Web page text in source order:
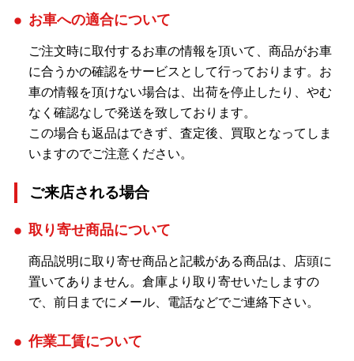
お車への適合について
ご注文時に取付するお車の情報を頂いて、商品がお車
に合うかの確認をサービスとして行っております。お
車の情報を頂けない場合は、出荷を停止したり、やむ
なく確認なしで発送を致しております。
この場合も返品はできず、査定後、買取となってしま
いますのでご注意ください。
ご来店される場合
取り寄せ商品について
商品説明に取り寄せ商品と記載がある商品は、店頭に
置いてありません。倉庫より取り寄せいたしますの
で、前日までにメール、電話などでご連絡下さい。
作業工賃について